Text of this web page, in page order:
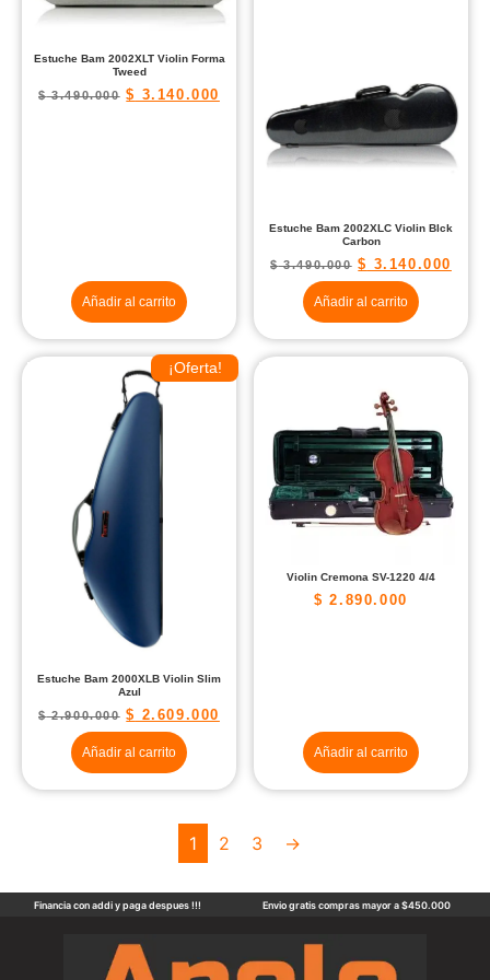
Estuche Bam 2002XLT Violin Forma
Tweed
$3.490.000 $ 3.140.000
Añadir al carrito
Estuche Bam 2002XLC Violin Blck
Carbon
$3.490.000 $ 3.140.000
Añadir al carrito
¡Oferta!
Estuche Bam 2000XLB Violin Slim
Azul
$2.900.000 $ 2.609.000
Añadir al carrito
Violin Cremona SV-1220 4/4
$ 2.890.000
Añadir al carrito
1 2 3 →
Financia con addi y paga despues !!! Envio gratis compras mayor a $450.000